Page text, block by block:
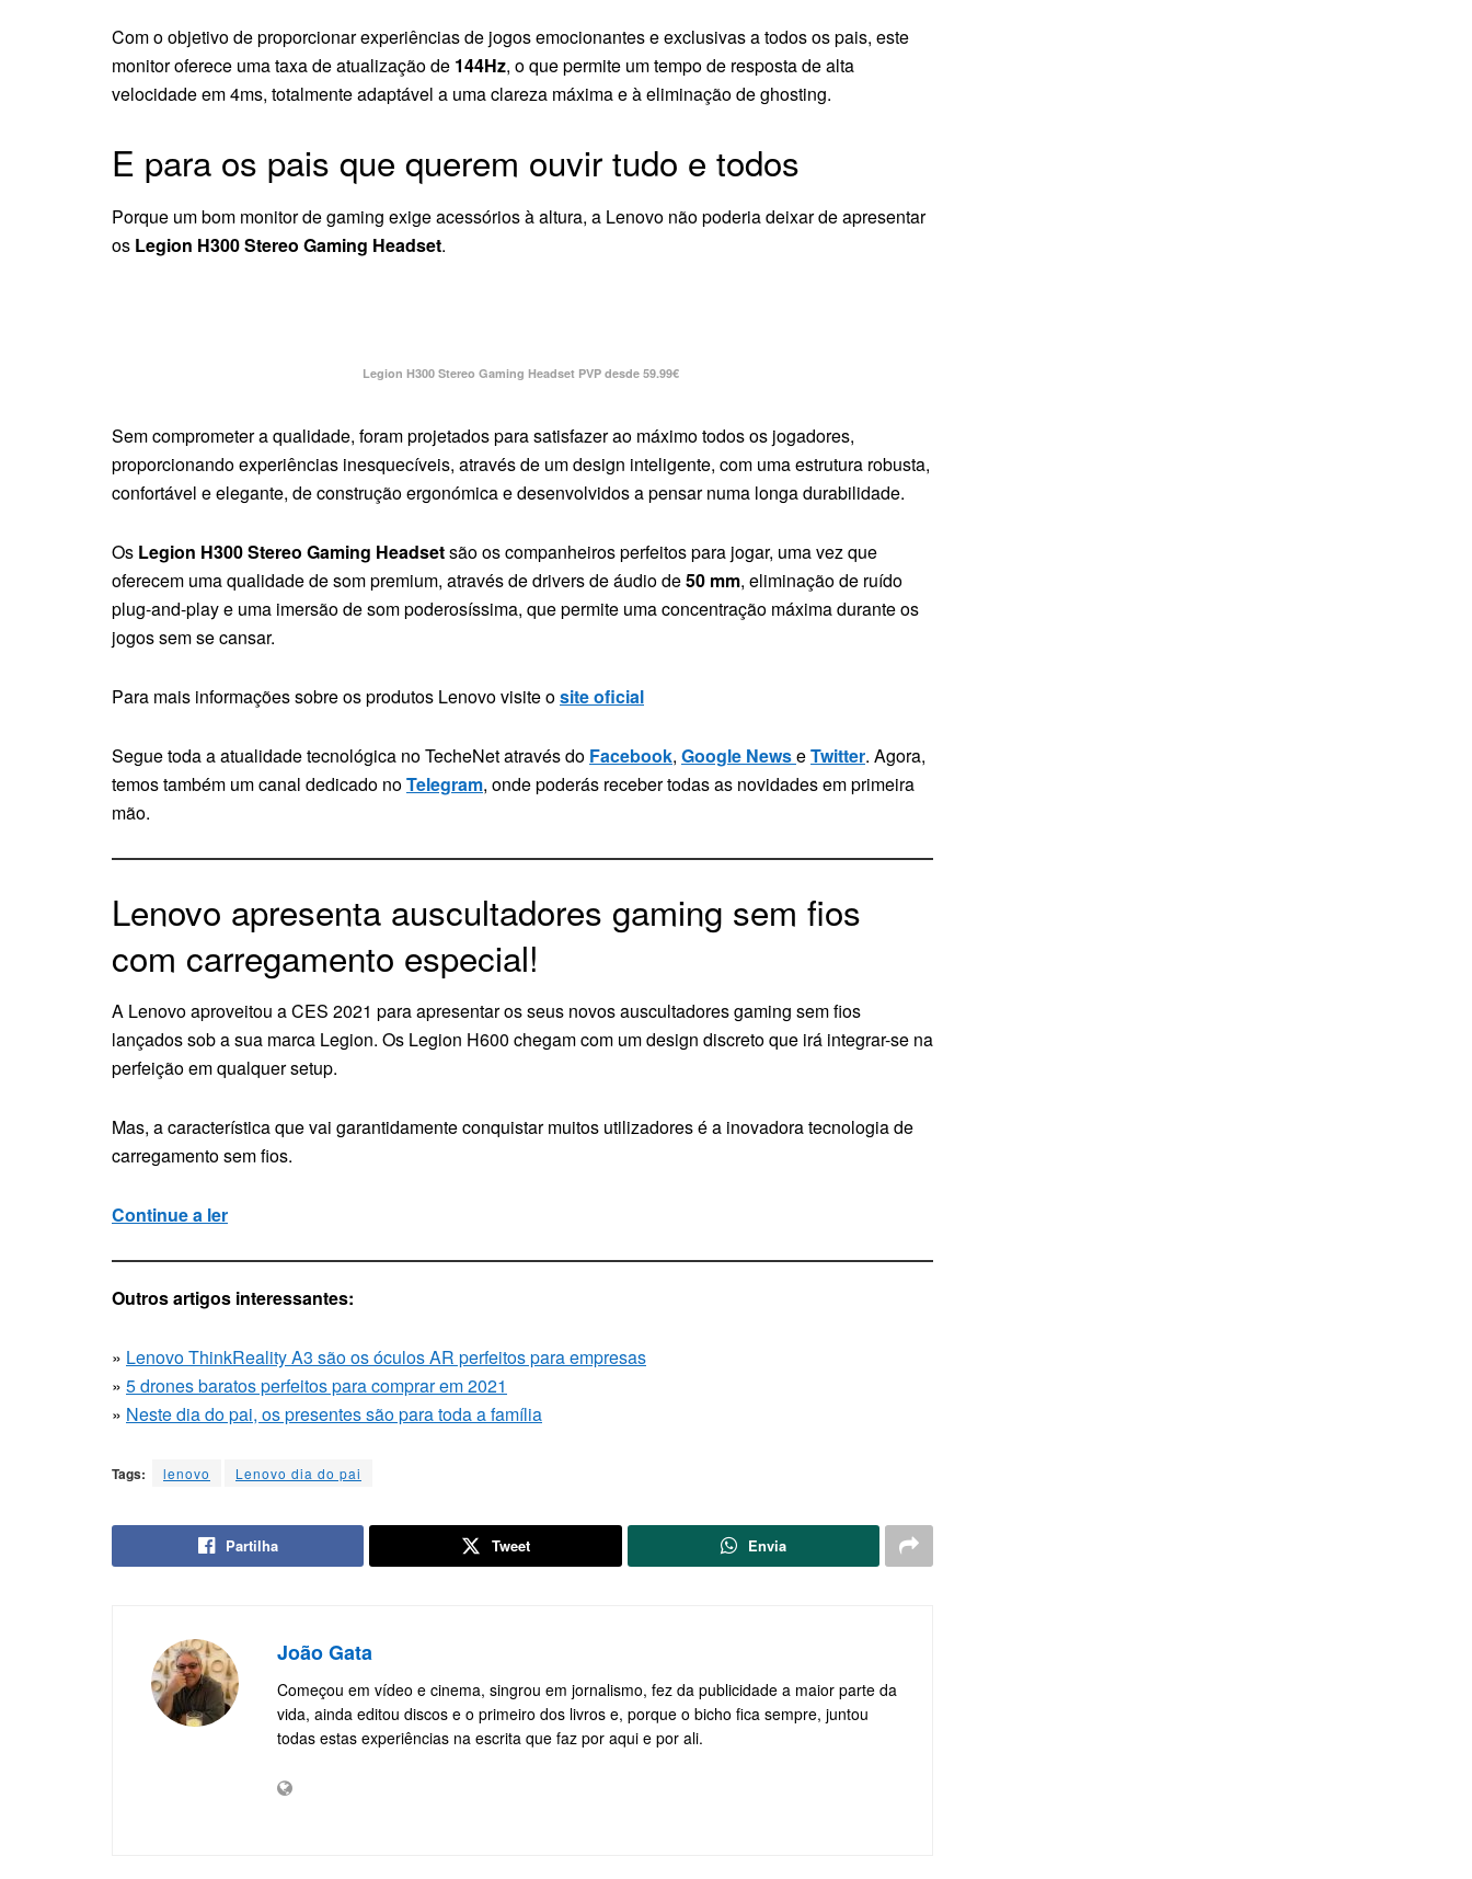
Com o objetivo de proporcionar experiências de jogos emocionantes e exclusivas a todos os pais, este
monitor oferece uma taxa de atualização de 144Hz, o que permite um tempo de resposta de alta
velocidade em 4ms, totalmente adaptável a uma clareza máxima e à eliminação de ghosting.
E para os pais que querem ouvir tudo e todos
Porque um bom monitor de gaming exige acessórios à altura, a Lenovo não poderia deixar de apresentar
os Legion H300 Stereo Gaming Headset.
Legion H300 Stereo Gaming Headset PVP desde 59.99€
Sem comprometer a qualidade, foram projetados para satisfazer ao máximo todos os jogadores,
proporcionando experiências inesquecíveis, através de um design inteligente, com uma estrutura robusta,
confortável e elegante, de construção ergonómica e desenvolvidos a pensar numa longa durabilidade.
Os Legion H300 Stereo Gaming Headsetsão os companheiros perfeitos para jogar, uma vez que
oferecem uma qualidade de som premium, através de drivers de áudio de50 mm, eliminação de ruído
plug-and-play e uma imersão de som poderosíssima, que permite uma concentração máxima durante os
jogos sem se cansar.
Para mais informações sobre os produtos Lenovo visite osite oficial
Segue toda a atualidade tecnológica no TecheNet através do Facebook, Google NewseTwitter. Agora,
temos também um canal dedicado noTelegram, onde poderás receber todas as novidades em primeira
mão.
Lenovo apresenta auscultadores gaming sem fios
com carregamento especial!
A Lenovo aproveitou a CES 2021 para apresentar os seus novos auscultadores gaming sem fios
lançados sob a sua marca Legion. Os Legion H600 chegam com um design discreto que irá integrar-se na
perfeição em qualquer setup.
Mas, a característica que vai garantidamente conquistar muitos utilizadores é a inovadora tecnologia de
carregamento sem fios.
Continue a ler
Outros artigos interessantes:
» Lenovo ThinkReality A3 são os óculos AR perfeitos para empresas
» 5 drones baratos perfeitos para comprar em 2021
» Neste dia do pai, os presentes são para toda a família
Tags: lenovo Lenovo dia do pai
Partilha Tweet Envia
João Gata
Começou em vídeo e cinema, singrou em jornalismo, fez da publicidade a maior parte da
vida, ainda editou discos e o primeiro dos livros e, porque o bicho fica sempre, juntou
todas estas experiências na escrita que faz por aqui e por ali.